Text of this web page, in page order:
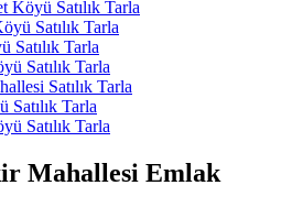
Köyü Satılık Tarla
Satılık Tarla
Satılık Tarla
Satılık Tarla
Satılık Tarla
Satılık Tarla
Satılık Tarla
Mahallesi Emlak